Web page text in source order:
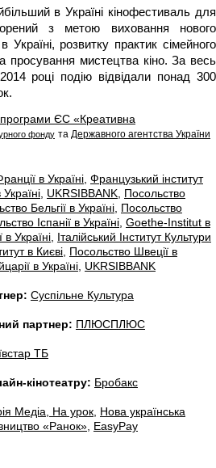
в Україні кінофестиваль для
з метою виховання нового
Україні, розвитку практик сімейного
просування мистецтва кіно. За весь
році подію відвідали понад 300
програми ЄС «Креативна
фонду та Державного агентства України
в Україні Французький інститут
UKRSIBBANK Посольство
Бельгії в Україні Посольство
Іспанії в Україні Goethe-Institut в
в Україні Італійський Інститут Культури
в Києві Посольство Швеції в
в Україні UKRSIBBANK
Суспільне Культура
партнер: ПЛЮСПЛЮС
ТБ
кінотеатру: Бробакс
Медіа На урок Нова українська
«Ранок» EasyPay